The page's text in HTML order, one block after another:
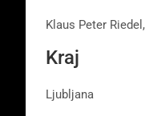
Klaus Peter
Kraj
Ljubljana